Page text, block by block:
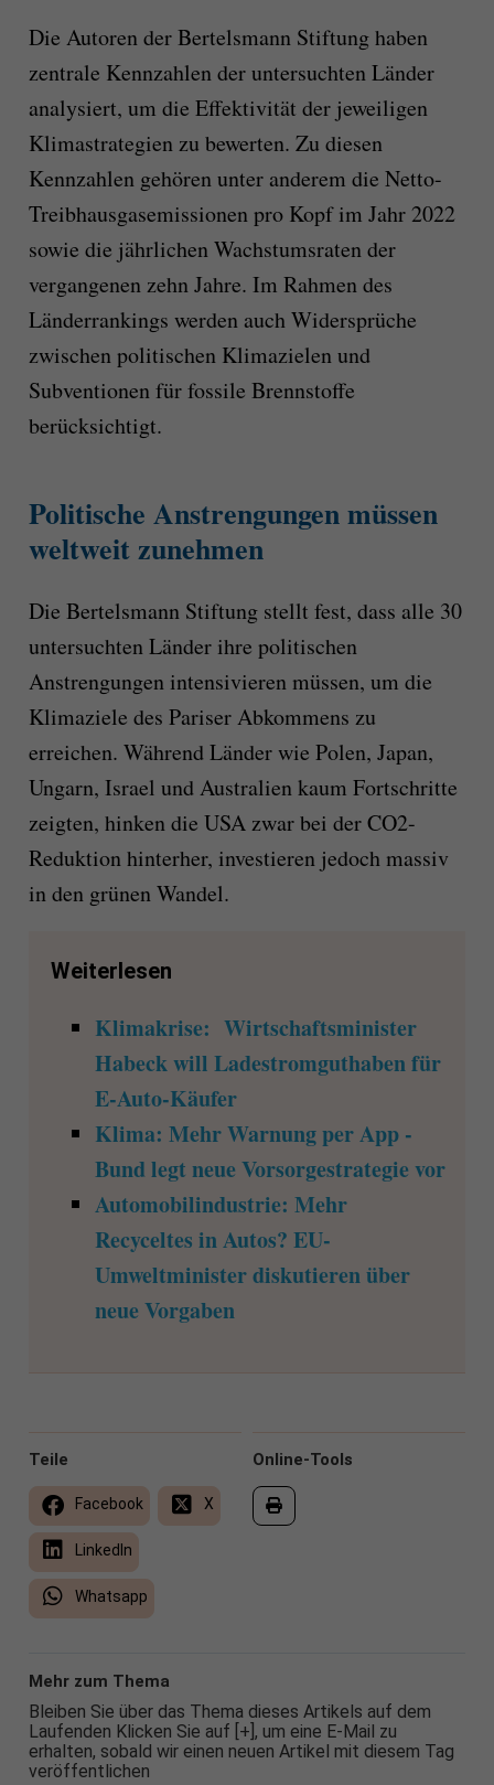
Die Autoren der Bertelsmann Stiftung haben
zentrale Kennzahlen der untersuchten Länder
analysiert, um die Effektivität der jeweiligen
Klimastrategien zu bewerten. Zu diesen
Kennzahlen gehören unter anderem die Netto-
Treibhausgasemissionen pro Kopf im Jahr 2022
sowie die jährlichen Wachstumsraten der
vergangenen zehn Jahre. Im Rahmen des
Länderrankings werden auch Widersprüche
zwischen politischen Klimazielen und
Subventionen für fossile Brennstoffe
berücksichtigt.
Politische Anstrengungen müssen
weltweit zunehmen
Die Bertelsmann Stiftung stellt fest, dass alle 30
untersuchten Länder ihre politischen
Anstrengungen intensivieren müssen, um die
Klimaziele des Pariser Abkommens zu
erreichen. Während Länder wie Polen, Japan,
Ungarn, Israel und Australien kaum Fortschritte
zeigten, hinken die USA zwar bei der CO2-
Reduktion hinterher, investieren jedoch massiv
in den grünen Wandel.
Weiterlesen
Klimakrise: Wirtschaftsminister
Habeck will Ladestromguthaben für
E-Auto-Käufer
Klima: Mehr Warnung per App -
Bund legt neue Vorsorgestrategie vor
Automobilindustrie: Mehr
Recyceltes in Autos? EU-
Umweltminister diskutieren über
neue Vorgaben
Online-Tools
Teile
Facebook X
LinkedIn
Whatsapp
Mehr zum Thema
Bleiben Sie über das Thema dieses Artikels auf dem
Laufenden Klicken Sie auf [+], um eine E-Mail zu
erhalten, sobald wir einen neuen Artikel mit diesem Tag
veröffentlichen